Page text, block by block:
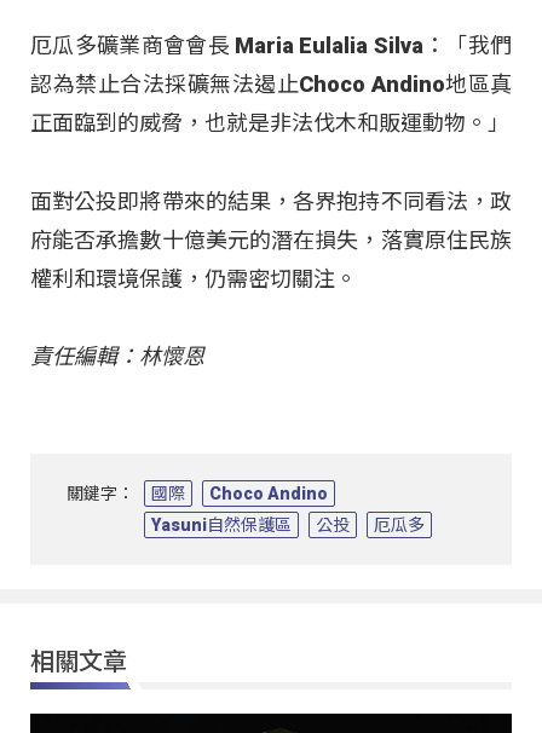
厄瓜多礦業商會會長 Maria Eulalia Silva：「我們
認為禁止合法採礦無法遏止Choco Andino地區真
正面臨到的威脅，也就是非法伐木和販運動物。」
面對公投即將帶來的結果，各界抱持不同看法，政
府能否承擔數十億美元的潛在損失，落實原住民族
權利和環境保護，仍需密切關注。
責任編輯：林懷恩
關鍵字： 國際
Choco Andino
Yasuni自然保護區
公投 厄瓜多
相關文章